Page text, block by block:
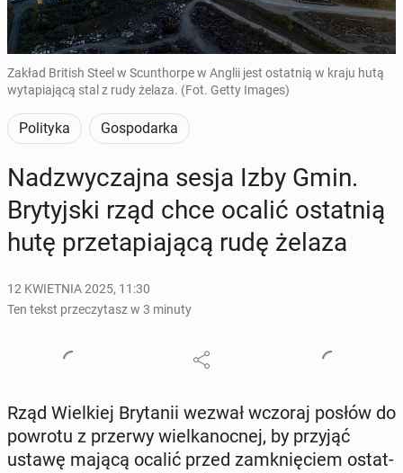
Zakład British Steel w Scunthorpe w Anglii jest ostatnią w kraju hutą
wytapiającą stal z rudy żelaza. (Fot. Getty Images)
Polityka Gospodarka
Nad­zwy­czaj­na sesja Izby Gmin.
Bry­tyj­ski rząd chce ocalić ostat­nią
hutę prze­ta­pia­ją­cą rudę żelaza
12 KWIETNIA 2025, 11:30
Ten tekst przeczytasz w 3 minuty
Rząd Wiel­kiej Bry­ta­nii wezwał wczoraj posłów do
powrotu z przerwy wiel­ka­noc­nej, by przyjąć
ustawę mającą ocalić przed za­mknię­ciem ostat­